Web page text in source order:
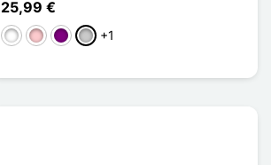
25,99 €
Valkoinen
PinkkiVioletTransparent
+1